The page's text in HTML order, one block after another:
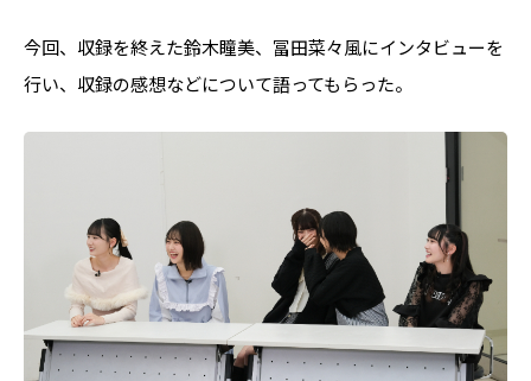
今回、収録を終えた鈴木瞳美、冨田菜々風にインタビューを
行い、収録の感想などについて語ってもらった。